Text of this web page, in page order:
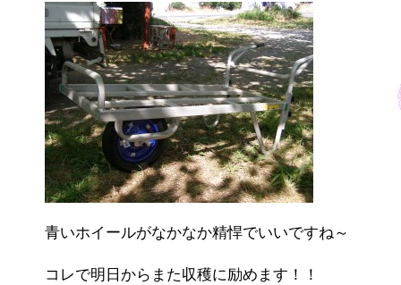
青いホイールがなかなか精悍でいいですね～
コレで明日からまた収穫に励めます！！